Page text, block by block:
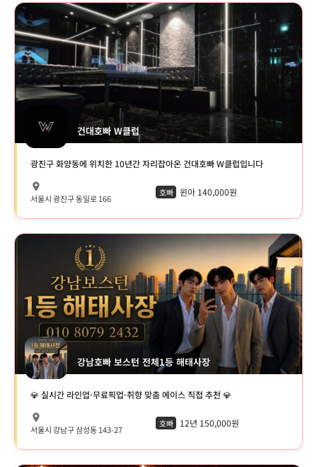
건대호빠 W클럽
광진구 화양동에 위치한 10년간 자리잡아온 건대호빠 W클럽입니다
서울시 광진구 동일로 166
호빠 윈아 140,000원
강남호빠 보스턴 전체1등 해태사장
💎 실시간 라인업·무료픽업·취향 맞춤 에이스 직접 추천 💎
서울시 강남구 삼성동 143-27
호빠 12년 150,000원